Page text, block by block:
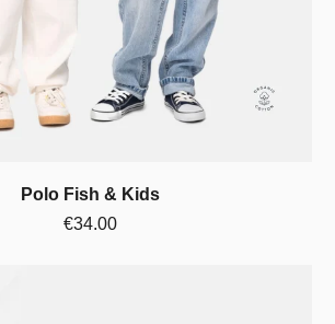
Polo Fish & Kids
€34.00